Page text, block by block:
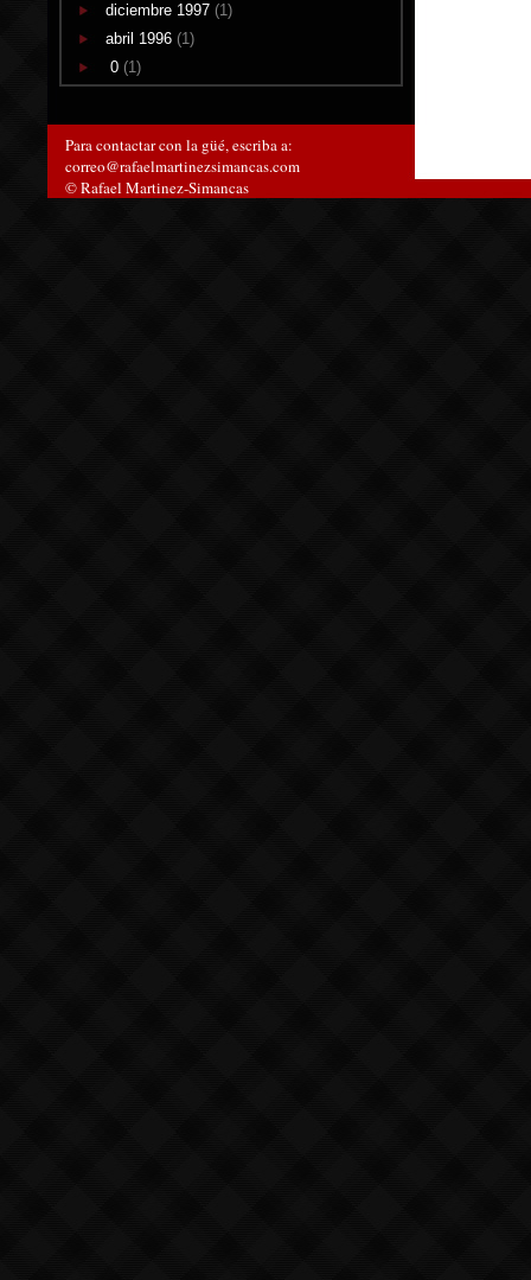
diciembre 1997 (1)
abril 1996 (1)
0 (1)
Para contactar con la güé, escriba a:
correo@rafaelmartinezsimancas.com
© Rafael Martinez-Simancas